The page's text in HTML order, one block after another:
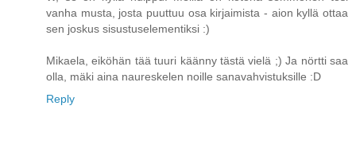
vanha musta, josta puuttuu osa kirjaimista - aion kyllä ottaa
sen joskus sisustuselementiksi :)
Mikaela, eiköhän tää tuuri käänny tästä vielä ;) Ja nörtti saa
olla, mäki aina naureskelen noille sanavahvistuksille :D
Reply